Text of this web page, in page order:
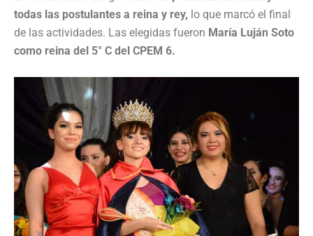
todas las postulantes a reina y rey, lo que marcó el final
de las actividades. Las elegidas fueron María Luján Soto
como reina del 5° C del CPEM 6.